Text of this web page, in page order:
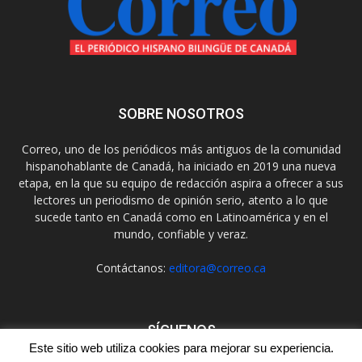
SOBRE NOSOTROS
Correo, uno de los periódicos más antiguos de la comunidad
hispanohablante de Canadá, ha iniciado en 2019 una nueva
etapa, en la que su equipo de redacción aspira a ofrecer a sus
lectores un periodismo de opinión serio, atento a lo que
sucede tanto en Canadá como en Latinoamérica y en el
mundo, confiable y veraz.
Contáctanos: editora@correo.ca
SÍGUENOS
Este sitio web utiliza cookies para mejorar su experiencia.